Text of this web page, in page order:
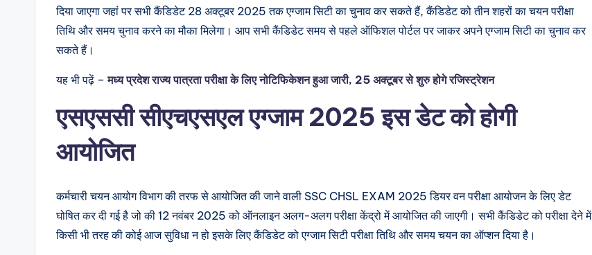
दिया जाएगा जहां पर सभी कैंडिडेट 28 अक्टूबर 2025 तक एग्जाम सिटी का चुनाव कर सकते हैं, कैंडिडेट को तीन शहरों का चयन परीक्षा
तिथि और समय चुनाव करने का मौका मिलेगा। आप सभी कैंडिडेट समय से पहले ऑफिशल पोर्टल पर जाकर अपने एग्जाम सिटी का चुनाव कर
सकते हैं।
यह भी पढ़ें –मध्य प्रदेश राज्य पात्रता परीक्षा के लिए नोटिफिकेशन हुआ जारी, 25 अक्टूबर से शुरु होगे रजिस्ट्रेशन
एसएससी सीएचएसएल एग्जाम 2025 इस डेट को होगी
आयोजित
कर्मचारी चयन आयोग विभाग की तरफ से आयोजित की जाने वाली SSC CHSL EXAM 2025 डियर वन परीक्षा आयोजन के लिए डेट
घोषित कर दी गई है जो की 12 नवंबर 2025 को ऑनलाइन अलग-अलग परीक्षा केंद्रो में आयोजित की जाएगी। सभी कैंडिडेट को परीक्षा देने में
किसी भी तरह की कोई आज सुविधा न हो इसके लिए कैंडिडेट को एग्जाम सिटी परीक्षा तिथि और समय चयन का ऑप्शन दिया है।